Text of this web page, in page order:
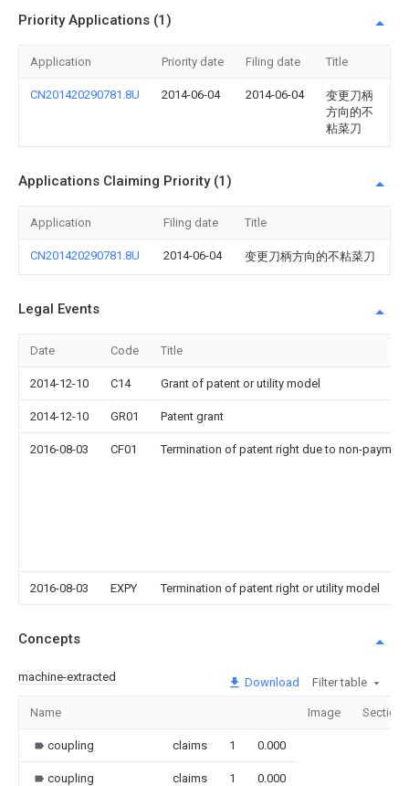
Priority Applications (1)
Application Priority date Filing date Title
CN201420290781.8U 2014-06-04 2014-06-04
变更刀柄
方向的不
粘菜刀
Applications Claiming Priority (1)
Application Filing date Title
CN201420290781.8U 2014-06-04 变更刀柄方向的不粘菜刀
Legal Events
Date Code Title
2014-12-10 C14 Grant of patent or utility model
2014-12-10 GR01 Patent grant
2016-08-03 CF01 Termination of patent right due to non-
2016-08-03 EXPY Termination of patent right or utility model
Concepts
machine-extracted Download Filter table
Name Image Sections
coupling claims 1 0.000
coupling
claims 1 0.000